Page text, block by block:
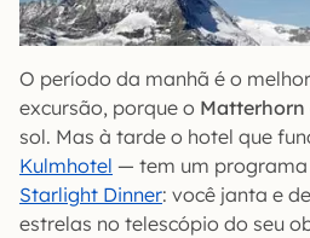
O período da manhã é o
excursão, porque o Matterhorn
sol. Mas à tarde o hotel que
Kulmhotel — tem um programa
Starlight Dinner: você janta e
estrelas no telescópio do seu